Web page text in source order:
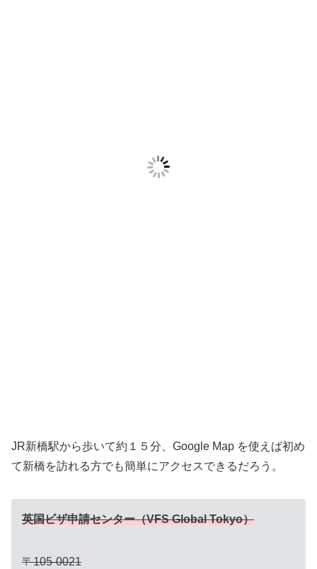
JR新橋駅から歩いて約１５分、Google Map を使えば初め
て新橋を訪れる方でも簡単にアクセスできるだろう。
英国ビザ申請センター（VFS Global Tokyo）
〒105-0021